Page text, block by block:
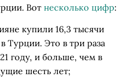
Вот несколько цифр:
купили 16,3 тысячи
Турции. Это в три раза
году, и больше, чем в
шесть лет;